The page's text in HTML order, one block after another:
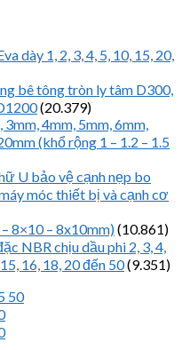
dày 1, 2, 3, 4, 5, 10, 15, 20,
bê tông tròn ly tâm D300,
(20.379)
4mm, 5mm, 6mm,
(khổ rộng 1 – 1.2 – 1.5
U bảo vệ cạnh nẹp bo
móc thiết bị và cạnh cơ
8×10 – 8x10mm)(10.861)
NBR chịu dầu phi 2, 3, 4,
16, 18, 20 đến 50(9.351)